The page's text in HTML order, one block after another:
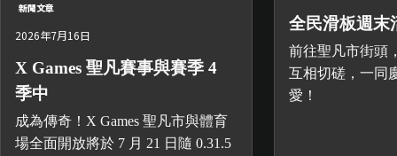
新聞文章
2026年7月16日
X Games 聖凡賽事與賽季 4
季中
成為傳奇！X Games 聖凡市與體育
場全面開放將於 7 月 21 日隨 0.31.5
全民滑板週末
前往聖凡市街頭
互相切磋，一同
愛！